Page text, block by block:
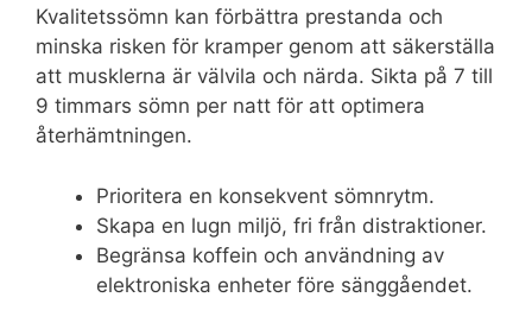
Kvalitetssömn kan förbättra prestanda och
minska risken för kramper genom att säkerställa
att musklerna är välvila och närda. Sikta på 7 till
9 timmars sömn per natt för att optimera
återhämtningen.
Prioritera en konsekvent sömnrytm.
Skapa en lugn miljö, fri från distraktioner.
Begränsa koffein och användning av
elektroniska enheter före sänggåendet.